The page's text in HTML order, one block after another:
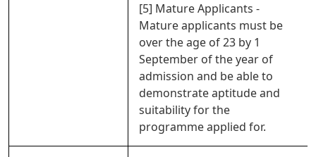
[5] Mature Applicants -
Mature applicants must be
over the age of 23 by 1
September of the year of
admission and be able to
demonstrate aptitude and
suitability for the
programme applied for.